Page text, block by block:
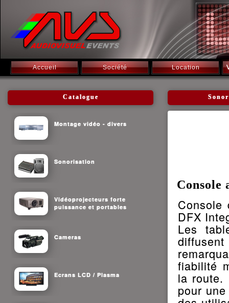
Accueil Société Location
Catalogue
Montage vidéo - divers
Sonorisation
Vidéoprojecteurs forte
puissance et portables
Cameras
Ecrans LCD / Plasma
Console
Console
DFX
Les
fiabilité
la route.
pour